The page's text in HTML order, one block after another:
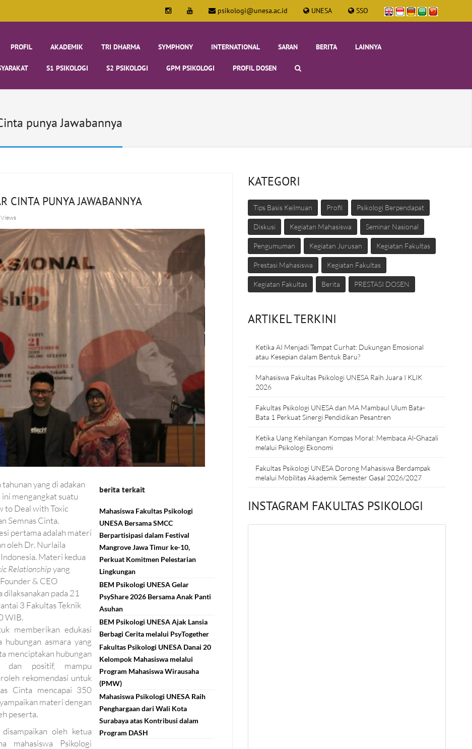
UNESA SSO
psikologi@unesa.ac.id
PROFIL AKADEMIK TRI DHARMA SYMPHONY INTERNATIONAL SARAN BERITA LAINNYA
S1 PSIKOLOGI S2 PSIKOLOGI GPM PSIKOLOGI PROFIL DOSEN
punya Jawabannya
CINTA PUNYA JAWABANNYA
berita terkait
Mahasiswa Fakultas Psikologi
UNESA Bersama SMCC
Berpartisipasi dalam Festival
Mangrove Jawa Timur ke-10,
Perkuat Komitmen Pelestarian
Lingkungan
BEM Psikologi UNESA Gelar
PsyShare 2026 Bersama Anak Panti
Asuhan
BEM Psikologi UNESA Ajak Lansia
Berbagi Cerita melalui PsyTogether
Fakultas Psikologi UNESA Danai 20
Kelompok Mahasiswa melalui
Program Mahasiswa Wirausaha
(PMW)
Mahasiswa Psikologi UNESA Raih
Penghargaan dari Wali Kota
Surabaya atas Kontribusi dalam
Program DASH
yang di adakan
mengangkat suatu
to Deal with Toxic
Semnas Cinta.
pertama adalah materi
oleh Dr. Nurlaila
Materi kedua
Relationshipyang
& CEO
pada 21
3 Fakultas Teknik
WIB.
memberikan edukasi
hubungan asmara yang
menciptakan hubungan
dan positif, mampu
rekomendasi untuk
Cinta mencapai 350
materi dengan
peserta.
oleh ketua
mahasiswa Psikologi
KATEGORI
Tips Basis Keilmuan Profil Psikologi Berpendapat
Diskusi Kegiatan Mahasiswa Seminar Nasional
Pengumuman Kegiatan Jurusan Kegiatan Fakultas
Prestasi Mahasiswa Kegiatan Fakultas
Kegiatan Fakultas Berita PRESTASI DOSEN
ARTIKEL TERKINI
Ketika AI Menjadi Tempat Curhat: Dukungan Emosional
atau Kesepian dalam Bentuk Baru?
Mahasiswa Fakultas Psikologi UNESA Raih Juara I KLIK
2026
Fakultas Psikologi UNESA dan MA Mambaul Ulum Bata-
Bata 1 Perkuat Sinergi Pendidikan Pesantren
Ketika Uang Kehilangan Kompas Moral: Membaca Al-Ghazali
melalui Psikologi Ekonomi
Fakultas Psikologi UNESA Dorong Mahasiswa Berdampak
melalui Mobilitas Akademik Semester Gasal 2026/2027
INSTAGRAM FAKULTAS PSIKOLOGI